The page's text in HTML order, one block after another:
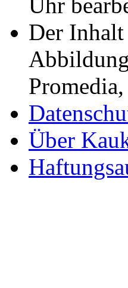
Uhr
Der
Über